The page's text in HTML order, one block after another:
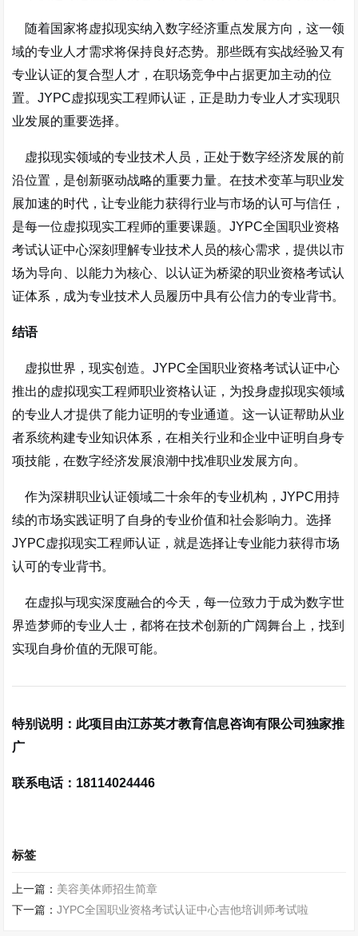
随着国家将虚拟现实纳入数字经济重点发展方向，这一领
域的专业人才需求将保持良好态势。那些既有实战经验又有
专业认证的复合型人才，在职场竞争中占据更加主动的位
置。JYPC虚拟现实工程师认证，正是助力专业人才实现职
业发展的重要选择。
虚拟现实领域的专业技术人员，正处于数字经济发展的前
沿位置，是创新驱动战略的重要力量。在技术变革与职业发
展加速的时代，让专业能力获得行业与市场的认可与信任，
是每一位虚拟现实工程师的重要课题。JYPC全国职业资格
考试认证中心深刻理解专业技术人员的核心需求，提供以市
场为导向、以能力为核心、以认证为桥梁的职业资格考试认
证体系，成为专业技术人员履历中具有公信力的专业背书。
结语
虚拟世界，现实创造。JYPC全国职业资格考试认证中心
推出的虚拟现实工程师职业资格认证，为投身虚拟现实领域
的专业人才提供了能力证明的专业通道。这一认证帮助从业
者系统构建专业知识体系，在相关行业和企业中证明自身专
项技能，在数字经济发展浪潮中找准职业发展方向。
作为深耕职业认证领域二十余年的专业机构，JYPC用持
续的市场实践证明了自身的专业价值和社会影响力。选择
JYPC虚拟现实工程师认证，就是选择让专业能力获得市场
认可的专业背书。
在虚拟与现实深度融合的今天，每一位致力于成为数字世
界造梦师的专业人士，都将在技术创新的广阔舞台上，找到
实现自身价值的无限可能。
特别说明：此项目由江苏英才教育信息咨询有限公司独家推
广
联系电话：18114024446
标签
上一篇： 美容美体师招生简章
下一篇：JYPC全国职业资格考试认证中心吉他培训师考试啦